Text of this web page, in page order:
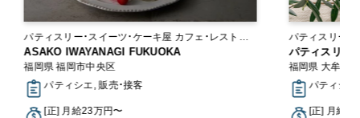
パティスリー・スイーツ・ケーキ屋 カフェ・レストラ
ン
ASAKO IWAYANAGI FUKUOKA
福岡県 福岡市中央区
パティシエ, 販売・接客
[正] 月給23万円〜
パティスリー・
パティスリー
福岡県 大牟田市
パティシエ
[正] 月給